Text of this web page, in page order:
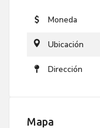
Moneda
Ubicación
Dirección
Mapa